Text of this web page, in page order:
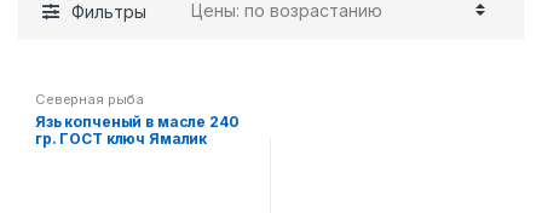
Фильтры
Северная рыба
Язь копченый в масле 240
гр. ГОСТ ключ Ямалик